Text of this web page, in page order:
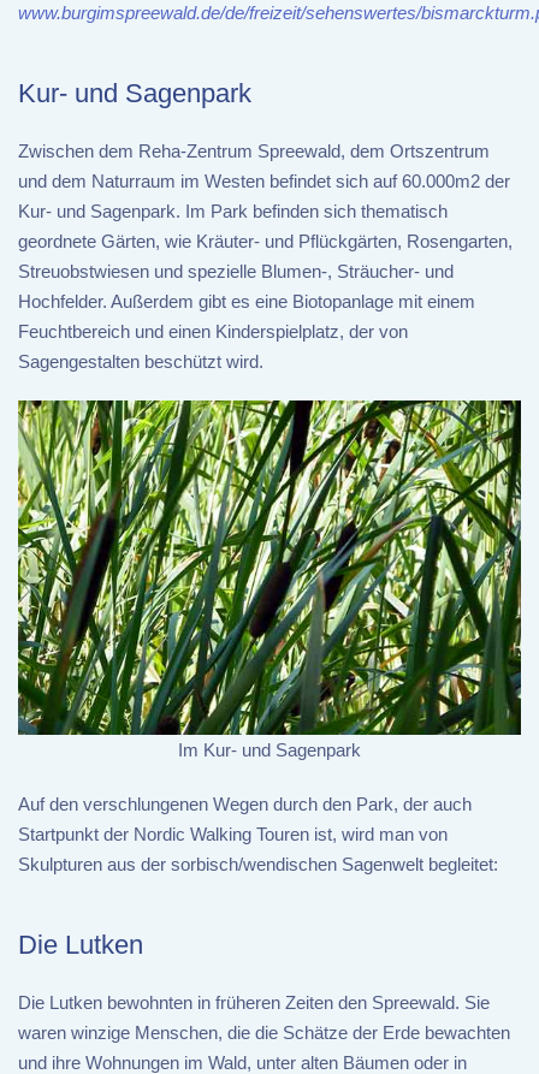
www.burgimspreewald.de/de/freizeit/sehenswertes/
Kur- und Sagenpark
Zwischen dem Reha-Zentrum Spreewald, dem Ortszentrum
und dem Naturraum im Westen befindet sich auf 60.000m2 der
Kur- und Sagenpark. Im Park befinden sich thematisch
geordnete Gärten, wie Kräuter- und Pflückgärten, Rosengarten,
Streuobstwiesen und spezielle Blumen-, Sträucher- und
Hochfelder. Außerdem gibt es eine Biotopanlage mit einem
Feuchtbereich und einen Kinderspielplatz, der von
Sagengestalten beschützt wird.
Im Kur- und Sagenpark
Auf den verschlungenen Wegen durch den Park, der auch
Startpunkt der Nordic Walking Touren ist, wird man von
Skulpturen aus der sorbisch/wendischen Sagenwelt begleitet:
Die Lutken
Die Lutken bewohnten in früheren Zeiten den Spreewald. Sie
waren winzige Menschen, die die Schätze der Erde bewachten
und ihre Wohnungen im Wald, unter alten Bäumen oder in